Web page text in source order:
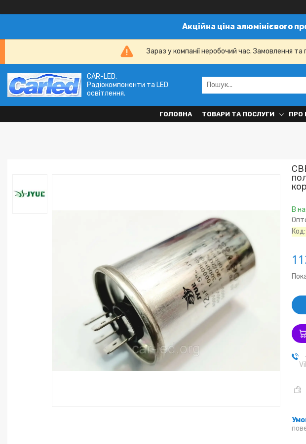
Акційна ціна алюмінієвого
Зараз у компанії неробочий час. Замовлення
CAR-LED.
Радіокомпоненти та LED
освітлення.
ГОЛОВНА ТОВАРИ ТА ПОСЛУГИ ПРО
В